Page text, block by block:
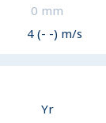
0 mm
4 (- -) m/s
Yr